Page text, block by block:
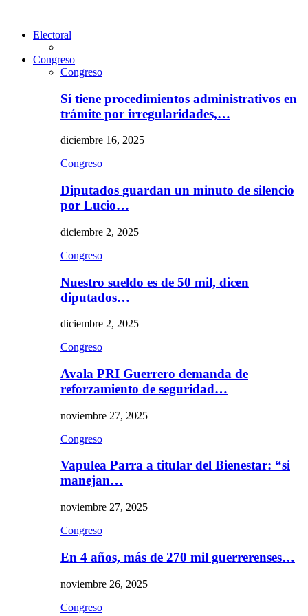
Electoral
Congreso
Congreso
Sí tiene procedimientos administrativos en
trámite por irregularidades,…
diciembre 16, 2025
Congreso
Diputados guardan un minuto de silencio
por Lucio…
diciembre 2, 2025
Congreso
Nuestro sueldo es de 50 mil, dicen
diputados…
diciembre 2, 2025
Congreso
Avala PRI Guerrero demanda de
reforzamiento de seguridad…
noviembre 27, 2025
Congreso
Vapulea Parra a titular del Bienestar: “si
manejan…
noviembre 27, 2025
Congreso
En 4 años, más de 270 mil guerrerenses…
noviembre 26, 2025
Congreso